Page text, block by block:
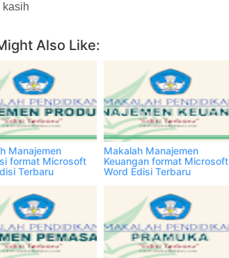
kasih
Also Like:
Manajemen
format Microsoft
Terbaru
Makalah Manajemen
Keuangan format Microsoft
Word Edisi Terbaru